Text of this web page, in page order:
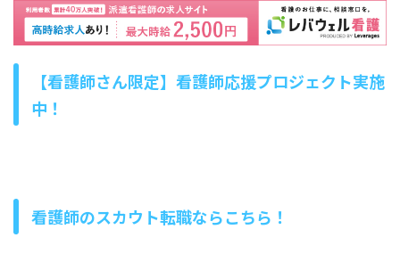
看護師転職エージェント（派遣）はこちら！